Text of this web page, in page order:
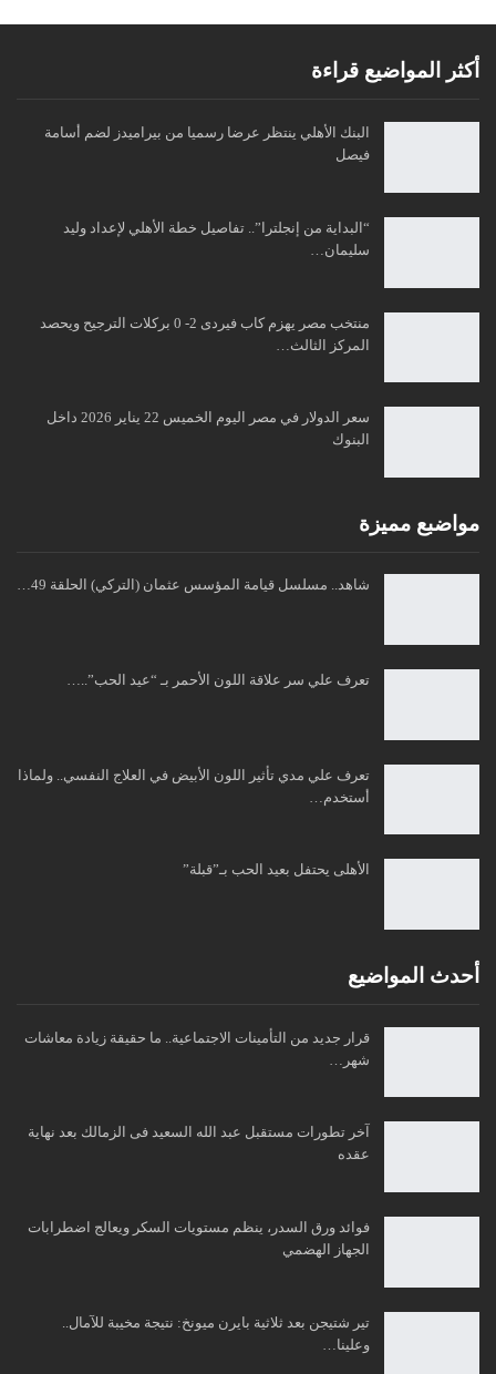
أكثر المواضيع قراءة
البنك الأهلي ينتظر عرضا رسميا من بيراميدز لضم أسامة
فيصل
“البداية من إنجلترا”.. تفاصيل خطة الأهلي لإعداد وليد
سليمان…
منتخب مصر يهزم كاب فيردى 2- 0 بركلات الترجيح ويحصد
المركز الثالث…
سعر الدولار في مصر اليوم الخميس 22 يناير 2026 داخل
البنوك
مواضبع مميزة
شاهد.. مسلسل قيامة المؤسس عثمان (التركي) الحلقة 49…
تعرف علي سر علاقة اللون الأحمر بـ “عيد الحب”..…
تعرف علي مدي تأثير اللون الأبيض في العلاج النفسي.. ولماذا
أستخدم…
الأهلى يحتفل بعيد الحب بـ”قبلة”
أحدث المواضيع
قرار جديد من التأمينات الاجتماعية.. ما حقيقة زيادة معاشات
شهر…
آخر تطورات مستقبل عبد الله السعيد فى الزمالك بعد نهاية
عقده
فوائد ورق السدر، ينظم مستويات السكر ويعالج اضطرابات
الجهاز الهضمي
تير شتيجن بعد ثلاثية بايرن ميونخ: نتيجة مخيبة للآمال..
وعلينا…